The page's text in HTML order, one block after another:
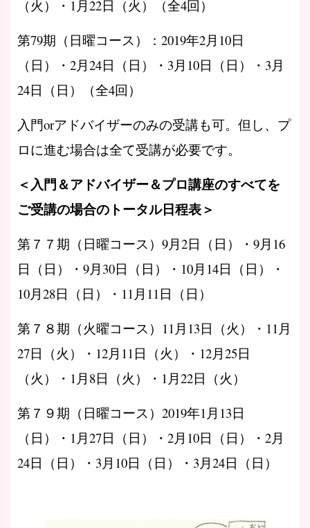
（火）・1月22日（火）（全4回）
第79期（日曜コース）：2019年2月10日
（日）・2月24日（日）・3月10日（日）・3月
24日（日）（全4回）
入門orアドバイザーのみの受講も可。但し、プ
ロに進む場合は全て受講が必要です。
＜入門＆アドバイザー＆プロ講座のすべてを
ご受講の場合のトータル日程表＞
第７７期（日曜コース）9月2日（日）・9月16
日（日）・9月30日（日）・10月14日（日）・
10月28日（日）・11月11日（日）
第７８期（火曜コース）11月13日（火）・11月
27日（火）・12月11日（火）・12月25日
（火）・1月8日（火）・1月22日（火）
第７９期（日曜コース）2019年1月13日
（日）・1月27日（日）・2月10日（日）・2月
24日（日）・3月10日（日）・3月24日（日）